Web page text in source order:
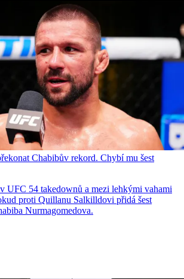
Chabibův rekord. Chybí mu šest
UFC 54 takedownů a mezi lehkými vahami
proti Quillanu Salkilldovi přidá šest
Nurmagomedova.